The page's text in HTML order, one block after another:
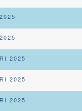
2025
2025
2025